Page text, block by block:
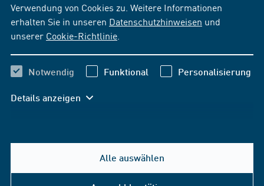
Verwendung von Cookies zu. Weitere Informationen
erhalten Sie in unseren Datenschutzhinweisen und
unserer Cookie-Richtlinie
Notwendig Funktional Personalisierung
Details anzeigen
Alle auswählen